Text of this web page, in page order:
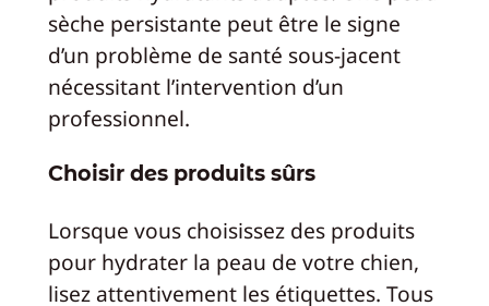
sèche persistante peut être le signe
d’un problème de santé sous-jacent
nécessitant l’intervention d’un
professionnel.
Choisir des produits sûrs
Lorsque vous choisissez des produits
pour hydrater la peau de votre chien,
lisez attentivement les étiquettes. Tous